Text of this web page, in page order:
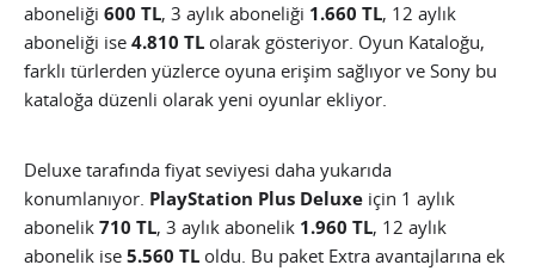
aboneliği 600 TL, 3 aylık aboneliği 1.660 TL, 12 aylık
aboneliği ise 4.810 TL olarak gösteriyor. Oyun Kataloğu,
farklı türlerden yüzlerce oyuna erişim sağlıyor ve Sony bu
kataloğa düzenli olarak yeni oyunlar ekliyor.
Deluxe tarafında fiyat seviyesi daha yukarıda
konumlanıyor. PlayStation Plus Deluxe için 1 aylık
abonelik 710 TL, 3 aylık abonelik 1.960 TL, 12 aylık
abonelik ise 5.560 TL oldu. Bu paket Extra avantajlarına ek